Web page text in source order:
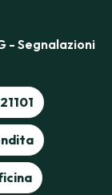
- Segnalazioni